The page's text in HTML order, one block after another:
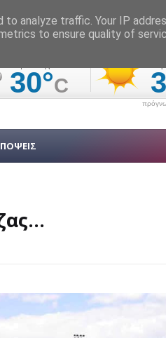
analyze traffic. Your IP
to ensure quality of